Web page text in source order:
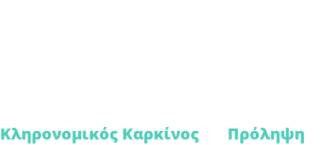
Κληρονομικός Καρκίνος Πρόληψη